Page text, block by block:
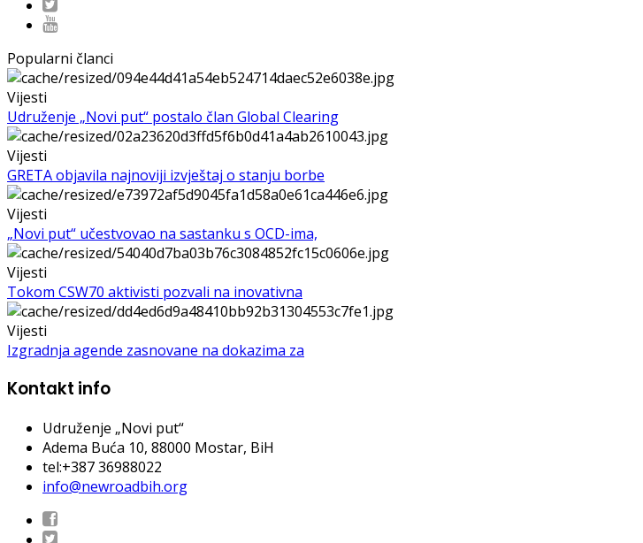
Popularni članci
Vijesti
Udruženje „Novi put“ postalo član Global Clearing
Vijesti
GRETA objavila najnoviji izvještaj o stanju borbe
Vijesti
„Novi put“ učestvovao na sastanku s OCD-ima,
Vijesti
Tokom CSW70 aktivisti pozvali na inovativna
Vijesti
Izgradnja agende zasnovane na dokazima za
Kontakt info
Udruženje „Novi put“
Adema Buća 10, 88000 Mostar, BiH
tel:+387 36988022
info@newroadbih.org